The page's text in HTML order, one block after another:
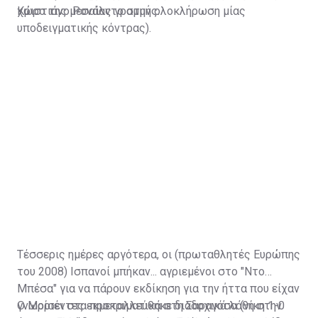
Κριστιάνο Ρονάλντο στην ολοκλήρωση μίας
υποδειγματικής κόντρας).
χώρο της μεσαίας γραμμής.
Τέσσερις ημέρες αργότερα, οι (πρωταθλητές Ευρώπης
του 2008) Ισπανοί μπήκαν... αγριεμένοι στο "Ντο
Μπέσα" για να πάρουν εκδίκηση για την ήττα που είχαν
γνωρίσει στα προκριματικά στη Σαραγόσα (νίκη 1-0
Ο Μοριέντες εκμεταλλεύθηκε διαδοχικά λάθη στην